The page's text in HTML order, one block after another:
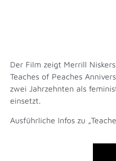
Der Film zeigt Merrill
Teaches of Peaches
zwei Jahrzehnten als
einsetzt.
Ausführliche Infos zu